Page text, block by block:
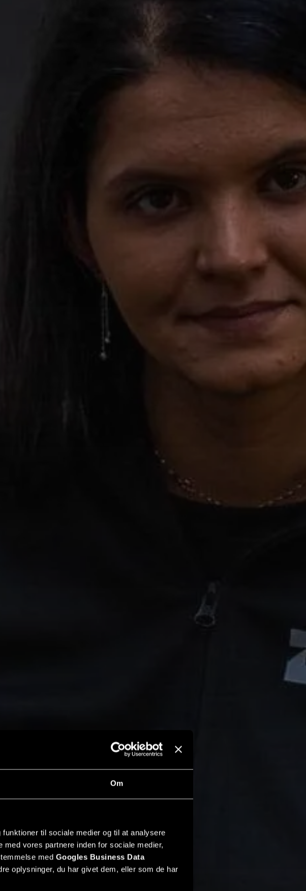
Om
til sociale medier og til at analysere
vores partnere inden for sociale medier,
med Googles Business Data
oplysninger, du har givet dem, eller som de har